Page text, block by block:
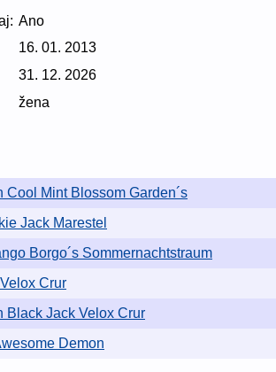
Ano
16. 01. 2013
31. 12. 2026
žena
Cool Mint Blossom Garden´s
Jack Marestel
Borgo´s Sommernachtstraum
Crur
Black Jack Velox Crur
Demon